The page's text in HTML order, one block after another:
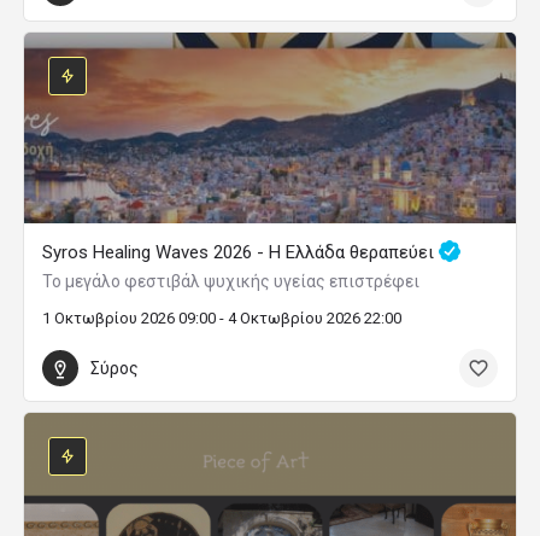
Syros Healing Waves 2026 - Η Ελλάδα θεραπεύει
Το μεγάλο φεστιβάλ ψυχικής υγείας επιστρέφει
1 Οκτωβρίου 2026 09:00 - 4 Οκτωβρίου 2026 22:00
Σύρος